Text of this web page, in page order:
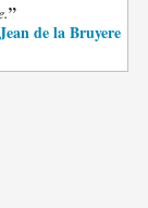
”
Jean de la Bruyere